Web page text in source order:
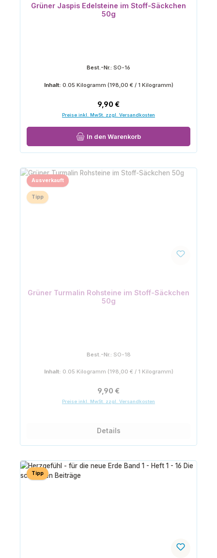
Grüner Jaspis Edelsteine im Stoff-Säckchen
50g
Best.-Nr.: SO-16
Inhalt: 0.05 Kilogramm (198,00 € / 1 Kilogramm)
Regulärer Preis:
9,90 €
Preise inkl. MwSt. zzgl. Versandkosten
In den Warenkorb
Ausverkauft
Tipp
Grüner Turmalin Rohsteine im Stoff-Säckchen
50g
Best.-Nr.: SO-18
Inhalt: 0.05 Kilogramm (198,00 € / 1 Kilogramm)
Regulärer Preis:
9,90 €
Preise inkl. MwSt. zzgl. Versandkosten
Details
Tipp